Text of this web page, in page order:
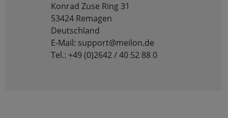
Konrad Zuse Ring 31
53424 Remagen
Deutschland
E-Mail: support@meilon.de
Tel.: +49 (0)2642 / 40 52 88 0